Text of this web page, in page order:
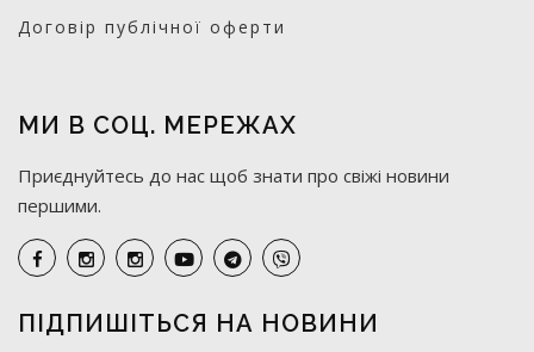
Договір публічної оферти
МИ В СОЦ. МЕРЕЖАХ
Приєднуйтесь до нас щоб знати про свіжі новини
першими.
ПІДПИШІТЬСЯ НА НОВИНИ